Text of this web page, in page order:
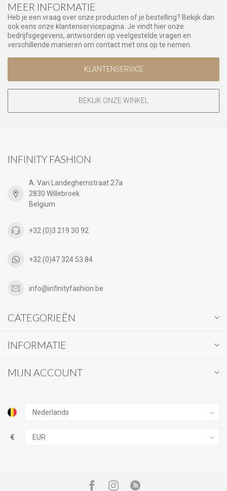
MEER INFORMATIE
Heb je een vraag over onze producten of je bestelling? Bekijk dan
ook eens onze klantenservicepagina. Je vindt hier onze
bedrijfsgegevens, antwoorden op veelgestelde vragen en
verschillende manieren om contact met ons op te nemen.
KLANTENSERVICE
BEKIJK ONZE WINKEL
INFINITY FASHION
A. Van Landeghemstraat 27a
2830 Willebroek
Belgium
+32 (0)3 219 30 92
+32 (0)47 324 53 84
info@infinityfashion.be
CATEGORIEËN
INFORMATIE
MIJN ACCOUNT
€